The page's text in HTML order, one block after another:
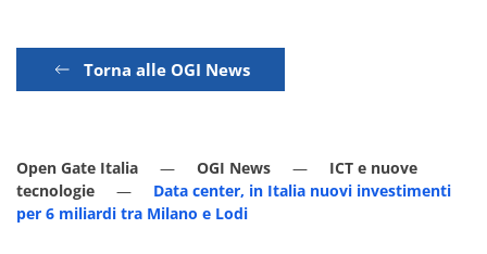
Torna alle OGI News
Open Gate Italia OGI News
ICT e nuove
tecnologie
Data center, in Italia nuovi investimenti
per 6 miliardi tra Milano e Lodi